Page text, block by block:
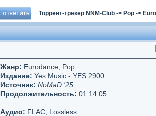
Торрент-трекер NNM-Club -> Pop ->
Жанр: Eurodance, Pop
Издание: Yes Music - YES 2900
Источник: NoMaD '25
Продолжительность: 01:14:05
Аудио: FLAC, Lossless